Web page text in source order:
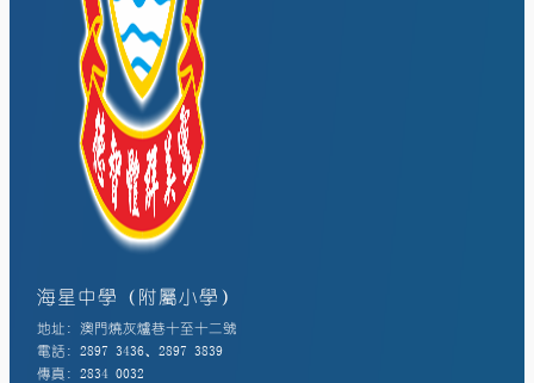
海星中學（附屬小學）
地址: 澳門燒灰爐巷十至十二號
電話: 2897 3436、2897 3839
傳真: 2834 0032